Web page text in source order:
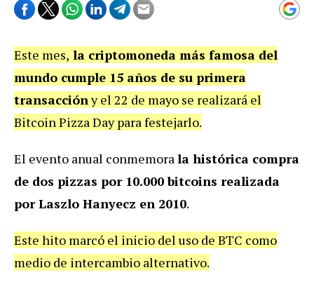
Este mes, la criptomoneda más famosa del
mundo cumple 15 años de su primera
transaccióny el 22 de mayo se realizará el
Bitcoin Pizza Day para festejarlo.
El evento anual conmemorala histórica compra
de dos pizzas por 10.000 bitcoins realizada
por Laszlo Hanyecz en 2010.
Este hito marcó el inicio del uso de BTC como
medio de intercambio alternativo.